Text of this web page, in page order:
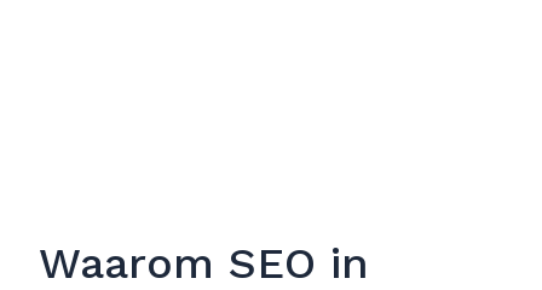
Waarom SEO in